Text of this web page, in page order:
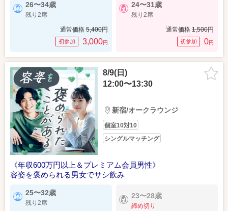
26〜34歳
残り2席
通常価格 5,400円
初参加 3,000円
24〜31歳
残り2席
通常価格 1,500円
初参加 0円
8/9(日)
12:00〜13:30
新宿/オークラウンジ
個室10対10
シングルマッチング
《年収600万円以上＆プレミアム会員男性》
容姿を褒められる男女でサシ飲み
25〜32歳
残り2席
23〜28歳
締め切り